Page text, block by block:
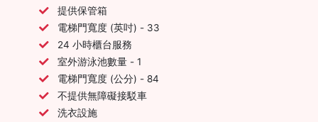
提供保管箱
電梯門寬度 (英吋) - 33
24 小時櫃台服務
室外游泳池數量 - 1
電梯門寬度 (公分) - 84
不提供無障礙接駁車
洗衣設施